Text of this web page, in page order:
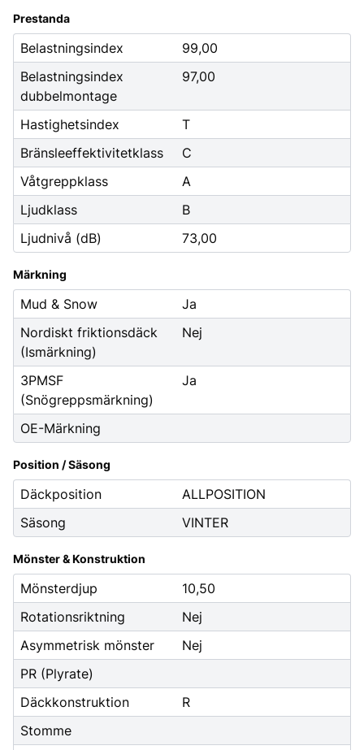
Prestanda
Belastningsindex
99,00
Belastningsindex
dubbelmontage
97,00
Hastighetsindex
T
Bränsleeffektivitetklass
C
Våtgreppklass
A
Ljudklass
B
Ljudnivå (dB)
73,00
Märkning
Mud & Snow
Ja
Nordiskt friktionsdäck
(Ismärkning)
Nej
3PMSF
(Snögreppsmärkning)
Ja
OE-Märkning
Position / Säsong
Däckposition
ALLPOSITION
Säsong
VINTER
Mönster & Konstruktion
Mönsterdjup
10,50
Rotationsriktning
Nej
Asymmetrisk mönster
Nej
PR (Plyrate)
Däckkonstruktion
R
Stomme